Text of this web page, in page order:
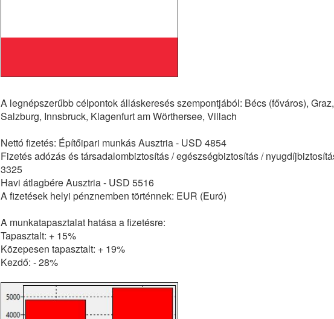
A legnépszerűbb célpontok álláskeresés szempontjából: Bécs (főváros),
Salzburg, Innsbruck, Klagenfurt am Wörthersee, Villach
Nettó fizetés: Építőipari munkás Ausztria - USD 4854
Fizetés adózás és társadalombiztosítás / egészségbiztosítás /
3325
Havi átlagbére Ausztria - USD 5516
A fizetések helyi pénznemben történnek: EUR (Euró)
A munkatapasztalat hatása a fizetésre:
Tapasztalt: + 15%
Közepesen tapasztalt: + 19%
Kezdő: - 28%